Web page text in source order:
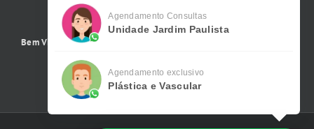
Bem Vindo !
Agendamento Consultas
Unidade Jardim Paulista
Agendamento exclusivo
Plástica e Vascular